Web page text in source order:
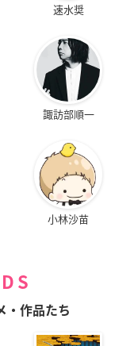
速水奨
諏訪部順一
小林沙苗
・作品たち